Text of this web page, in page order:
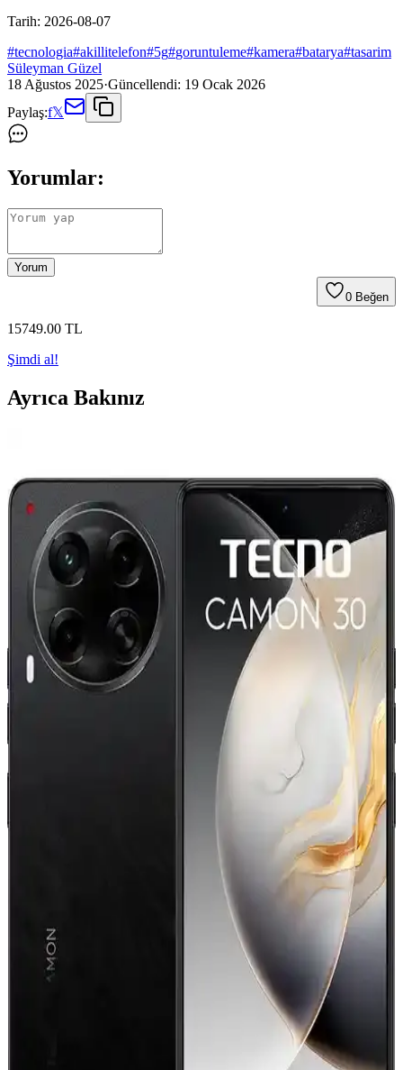
Tarih: 2026-08-07
#tecnologia#akillitelefon#5g#goruntuleme#kamera#batarya#tasarim
Süleyman Güzel
18 Ağustos 2025·Güncellendi: 19 Ocak 2026
Paylaş:f𝕏
Yorumlar:
Yorum
0 Beğen
15749.00 TL
Şimdi al!
Ayrıca Bakınız
ve Yüksek Performanslı Akıllı Telefon
Tecno Phantom V Fold 2 5G, katlanabilir ekranı, yüksek
performansı ve gelişmiş özellikleriyle öne çıkan modern akıllı
telefon. Dayanıklı tasarımı ve çok yönlü kullanımıyla kullanıcıların
ilgisini çekiyor.
Tecno Camon 20 ve Spark 20 Pro Karşılaştırması:
Özellikler ve Kullanıcı Yorumları
Tecno'nun iki akıllı telefonu, Camon 20 ve Spark 20 Pro'nun detaylı
özellikleri ve kullanıcı yorumlarıyla karşılaştırması, performans,
kamera ve batarya açısından önemli bilgiler içeriyor.
TECNO Camon 30 5G: Güçlü Performans ve Şık
TECNO Camon 30 5G, yüksek performans, 5G hızlı bağlantı, geniş
ekran ve güçlü kamera özellikleriyle öne çıkan şık ve dayanıklı akıllı
Tecno CAMON 40 Akıllı Telefon İncelemesi: Yüksek
Tecno CAMON 40, şık tasarımı, güçlü bataryası ve yüksek
çözünürlüklü kameralarıyla öne çıkan akıllı telefon. Günlük
kullanım ve fotoğrafçılıkta yüksek performans sunar.
Tecno CAMON 40 ve Premier 5G Karşılaştırması:
Özellikler ve Kullanıcı Yorumları
Tecno CAMON 40 ve Premier 5G'nin özellikleri, kamera, ekran ve
performans açısından detaylı karşılaştırmasıyla ihtiyaçlarınıza uygun